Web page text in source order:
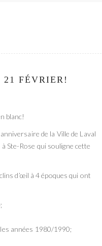
FÉVRIER!
blanc!
de la Ville de Laval
Ste-Rose qui souligne cette
d’œil à 4 époques qui ont
les années 1980/1990;